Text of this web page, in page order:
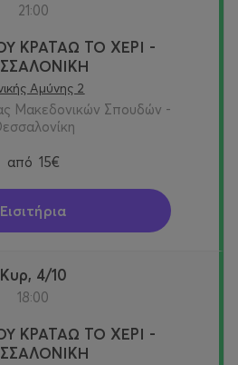
21:00
ΚΡΑΤΑΩ ΤΟ ΧΕΡΙ -
Αμύνης 2
Μακεδονικών Σπουδών -
από 15€
Εισιτήρια
Κυρ, 4/10
18:00
ΚΡΑΤΑΩ ΤΟ ΧΕΡΙ -